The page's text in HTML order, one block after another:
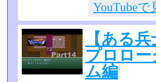
YouTubeで
【ある
プロロ
ム編